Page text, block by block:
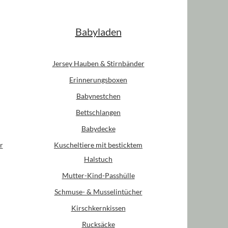
Babyladen
Jersey Hauben & Stirnbänder
Erinnerungsboxen
Babynestchen
Bettschlangen
Babydecke
Kuscheltiere mit besticktem
Halstuch
Mutter-Kind-Passhülle
Schmuse- & Musselintücher
Kirschkernkissen
Rucksäcke